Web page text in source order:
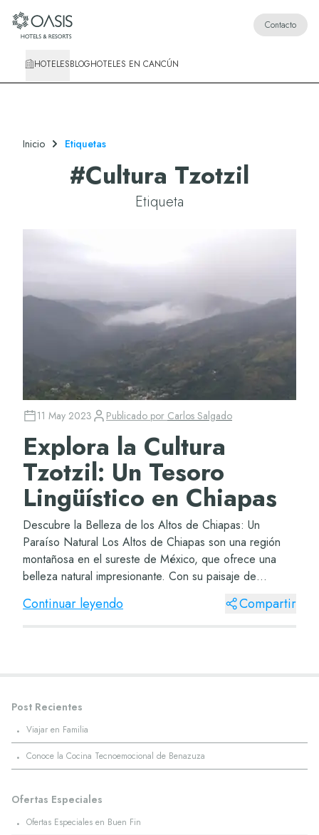
Oasis Hotels & Resorts Contacto
HOTELESBLOGHOTELES EN CANCÚN
Inicio Etiquetas
#Cultura Tzotzil
Etiqueta
11 May 2023 Publicado por Carlos Salgado
Explora la Cultura
Tzotzil: Un Tesoro
Lingüístico en Chiapas
Descubre la Belleza de los Altos de Chiapas: Un
Paraíso Natural Los Altos de Chiapas son una región
montañosa en el sureste de México, que ofrece una
belleza natural impresionante. Con su paisaje de
montañas verdes, cascadas cristalinas y ríos serpen...
Continuar leyendo Compartir
Post Recientes
· Viajar en Familia
· Conoce la Cocina Tecnoemocional de Benazuza
Ofertas Especiales
· Ofertas Especiales en Buen Fin